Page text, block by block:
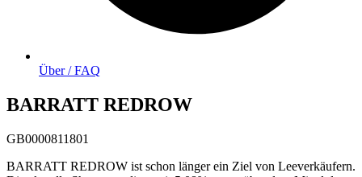
Über / FAQ
BARRATT REDROW
GB0000811801
BARRATT REDROW ist schon länger ein Ziel von Leeverkäufern.